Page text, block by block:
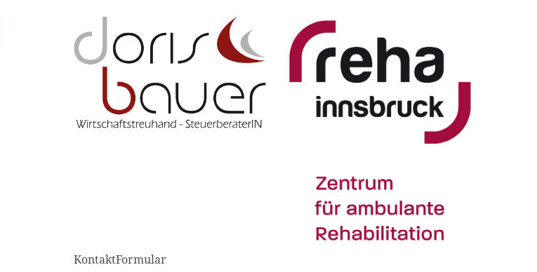
KontaktFormular